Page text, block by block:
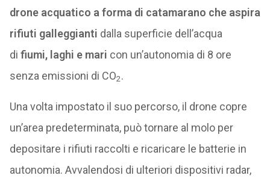
drone acquatico a forma di catamarano che aspira
rifiuti galleggianti dalla superficie dell’acqua
di fiumi, laghi e mari con un’autonomia di 8 ore
senza emissioni di CO2.
Una volta impostato il suo percorso, il drone copre
un’area predeterminata, può tornare al molo per
depositare i rifiuti raccolti e ricaricare le batterie in
autonomia. Avvalendosi di ulteriori dispositivi radar,